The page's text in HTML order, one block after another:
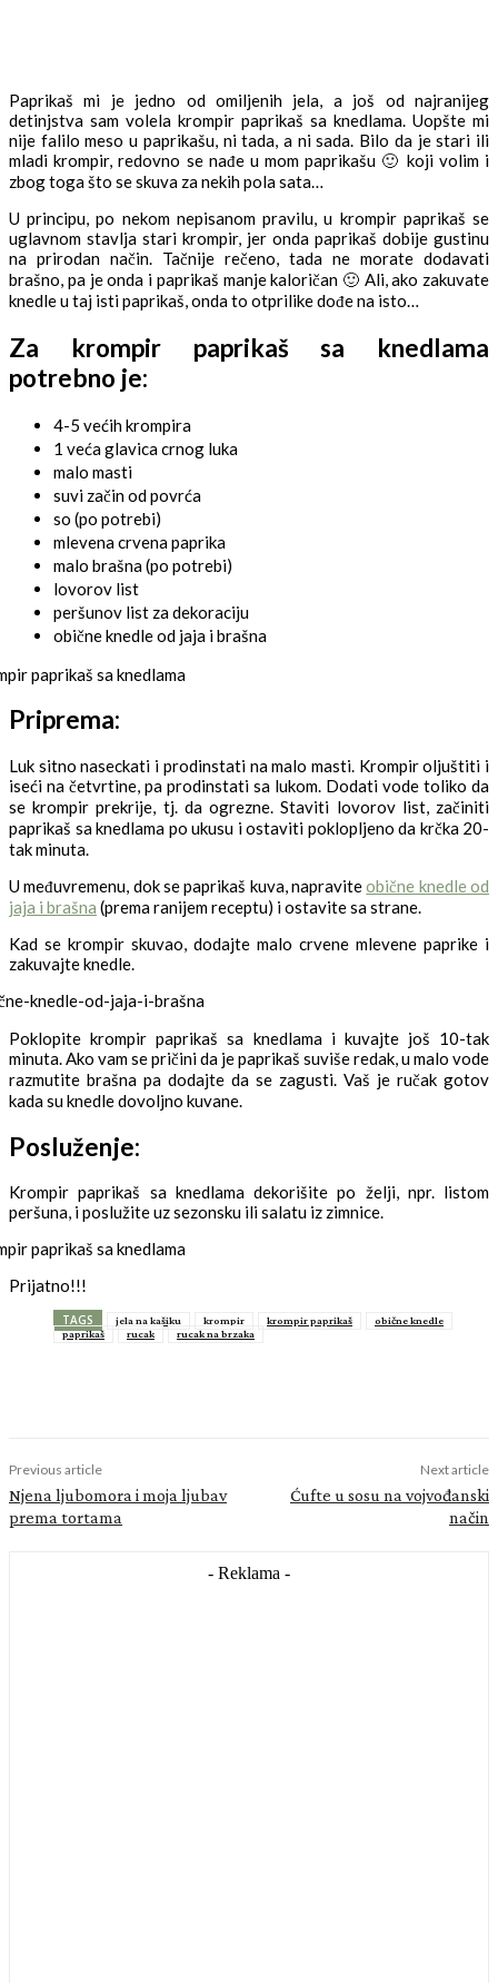
Paprikaš mi je jedno od omiljenih jela, a još od najranijeg
detinjstva sam volela krompir paprikaš sa knedlama. Uopšte mi
nije falilo meso u paprikašu, ni tada, a ni sada. Bilo da je stari ili
mladi krompir, redovno se nađe u mom paprikašu 🙂 koji volim i
zbog toga što se skuva za nekih pola sata…
U principu, po nekom nepisanom pravilu, u krompir paprikaš se
uglavnom stavlja stari krompir, jer onda paprikaš dobije gustinu
na prirodan način. Tačnije rečeno, tada ne morate dodavati
brašno, pa je onda i paprikaš manje kaloričan 🙂 Ali, ako zakuvate
knedle u taj isti paprikaš, onda to otprilike dođe na isto…
Za krompir paprikaš sa knedlama
potrebno je:
4-5 većih krompira
1 veća glavica crnog luka
malo masti
suvi začin od povrća
so (po potrebi)
mlevena crvena paprika
malo brašna (po potrebi)
lovorov list
peršunov list za dekoraciju
obične knedle od jaja i brašna
Priprema:
Luk sitno naseckati i prodinstati na malo masti. Krompir oljuštiti i
iseći na četvrtine, pa prodinstati sa lukom. Dodati vode toliko da
se krompir prekrije, tj. da ogrezne. Staviti lovorov list, začiniti
paprikaš sa knedlama po ukusu i ostaviti poklopljeno da krčka 20-
tak minuta.
U međuvremenu, dok se paprikaš kuva, napraviteobične knedle od
jaja i brašna (prema ranijem receptu) i ostavite sa strane.
Kad se krompir skuvao, dodajte malo crvene mlevene paprike i
zakuvajte knedle.
Poklopite krompir paprikaš sa knedlama i kuvajte još 10-tak
minuta. Ako vam se pričini da je paprikaš suviše redak, u malo vode
razmutite brašna pa dodajte da se zagusti. Vaš je ručak gotov
kada su knedle dovoljno kuvane.
Posluženje:
Krompir paprikaš sa knedlama dekorišite po želji, npr. listom
peršuna, i poslužite uz sezonsku ili salatu iz zimnice.
Prijatno!!!
TAGS jela na kašiku krompir krompir paprikaš
obične knedle
paprikaš
rucak rucak na brzaka
Previous article
Njena ljubomora i moja ljubav
prema tortama
Next article
Ćufte u sosu na vojvođanski
način
- Reklama -